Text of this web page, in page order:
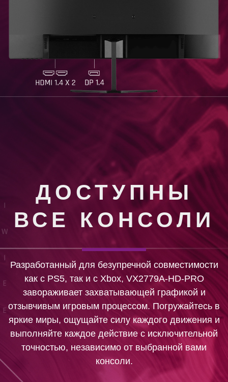
ДОСТУПНЫ
ВСЕ КОНСОЛИ
Разработанный для безупречной совместимости
как с PS5, так и с Xbox, VX2779A-HD-PRO
завораживает захватывающей графикой и
отзывчивым игровым процессом. Погружайтесь в
яркие миры, ощущайте силу каждого движения и
выполняйте каждое действие с исключительной
точностью, независимо от выбранной вами
консоли.